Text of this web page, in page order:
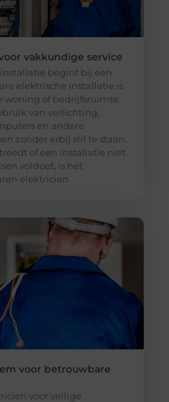
vakkundige service
begint bij een
elektrische installatie is
woning of bedrijfsruimte.
van verlichting,
en andere
zonder erbij stil te staan.
of een installatie niet
voldoet, is het
elektricien
voor betrouwbare
voor veilige